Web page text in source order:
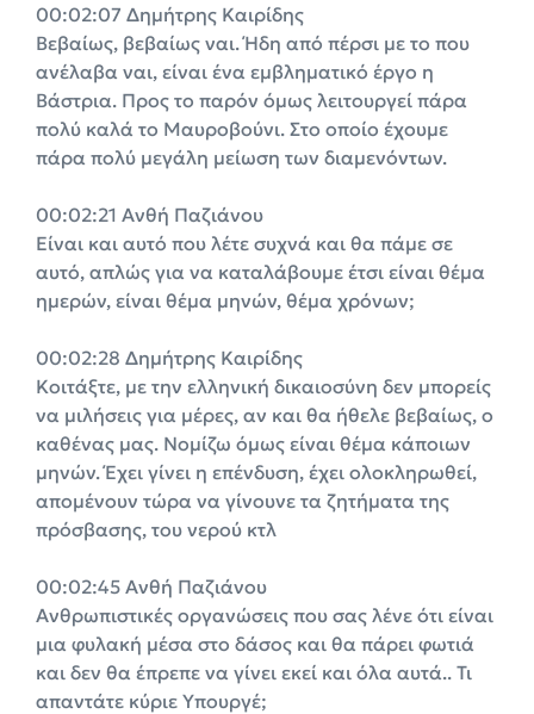
00:02:07 Δημήτρης Καιρίδης
Βεβαίως, βεβαίως ναι. Ήδη από πέρσι με το που
ανέλαβα ναι, είναι ένα εμβληματικό έργο η
Βάστρια. Προς το παρόν όμως λειτουργεί πάρα
πολύ καλά το Μαυροβούνι. Στο οποίο έχουμε
πάρα πολύ μεγάλη μείωση των διαμενόντων.
00:02:21 Ανθή Παζιάνου
Είναι και αυτό που λέτε συχνά και θα πάμε σε
αυτό, απλώς για να καταλάβουμε έτσι είναι θέμα
ημερών, είναι θέμα μηνών, θέμα χρόνων;
00:02:28 Δημήτρης Καιρίδης
Κοιτάξτε, με την ελληνική δικαιοσύνη δεν μπορείς
να μιλήσεις για μέρες, αν και θα ήθελε βεβαίως, ο
καθένας μας. Νομίζω όμως είναι θέμα κάποιων
μηνών. Έχει γίνει η επένδυση, έχει ολοκληρωθεί,
απομένουν τώρα να γίνουνε τα ζητήματα της
πρόσβασης, του νερού κτλ
00:02:45 Ανθή Παζιάνου
Ανθρωπιστικές οργανώσεις που σας λένε ότι είναι
μια φυλακή μέσα στο δάσος και θα πάρει φωτιά
και δεν θα έπρεπε να γίνει εκεί και όλα αυτά.. Τι
απαντάτε κύριε Υπουργέ;